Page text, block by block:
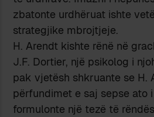
zbatonte urdhëruat ishte
strategjike mbrojtjeje.
H. Arendt kishte rënë në
J.F. Dortier, një psikolog i
pak vjetësh shkruante se H.
përfundimet e saj sepse ato
formulonte një tezë të